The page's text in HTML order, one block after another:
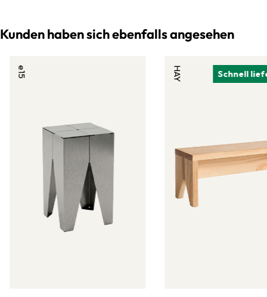
Kunden haben sich ebenfalls angesehen
e15 Schnell
HAY